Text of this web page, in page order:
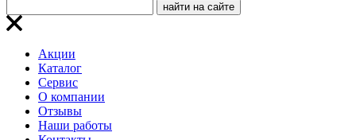
Акции
Каталог
Сервис
О компании
Отзывы
Наши работы